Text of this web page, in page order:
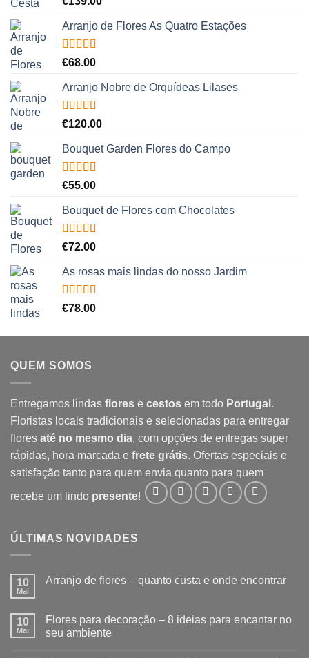
Arranjo de Flores As Quatro Estações
Avaliação
€68.00
Arranjo Nobre de Orquídeas Lilases
Avaliação
€120.00
Bouquet Garden Flores do Campo
Avaliação
€55.00
Bouquet de Flores com Chocolates
Avaliação
€72.00
As rosas mais lindas do nosso Jardim
Avaliação
€78.00
QUEM SOMOS
Entregamos lindas flores e cestos em todo Portugal .
Floristas locais tradicionais e selecionadas para entregar
flores até no mesmo dia, com opções de entregas super
rápidas, hora marcada e frete grátis. Ofertas especiais e
satisfação tanto para quem envia quanto para quem
recebe um lindo presente!
ÚLTIMAS NOVIDADES
10
Mai
Arranjo de flores – quanto custa e onde encontrar
10
Mai
Flores para decoração – 8 ideias para encantar no
seu ambiente